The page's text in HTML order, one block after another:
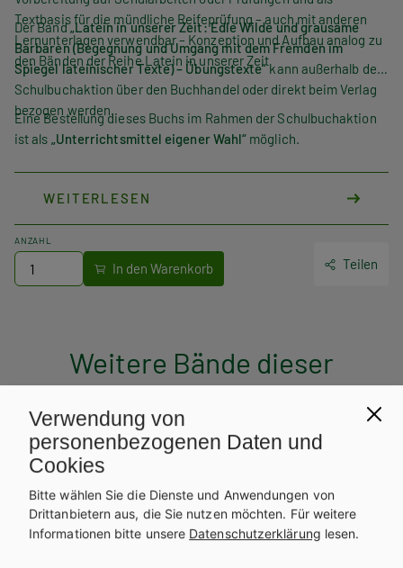
Textbasis für die mündliche Reifeprüfung – auch mit anderen
Lernunterlagen verwendbar – Konzeption und Aufbau analog zu
den Bänden der Reihe Latein in unserer Zeit
Der Band„Latein in unserer Zeit: Edle Wilde und grausame
Barbaren (Begegnung und Umgang mit dem Fremden im
Spiegel lateinischer Texte)– Übungstexte“kann außerhalb der
Schulbuchaktion über den Buchhandel oder direkt beim Verlag
bezogen werden.
Eine Bestellung dieses Buchs im Rahmen der Schulbuchaktion
ist als „Unterrichtsmittel eigener Wahl“ möglich.
WEITERLESEN
ANZAHL
Teilen
Weitere Bände dieser
Schulbuchreihe
Verwendung von
personenbezogenen Daten und
Cookies
Bitte wählen Sie die Dienste und Anwendungen von
Drittanbietern aus, die Sie nutzen möchten. Für weitere
Informationen bitte unsere Datenschutzerklärung lesen.